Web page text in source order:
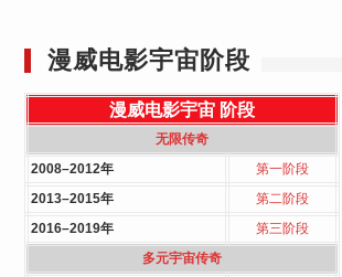
漫威电影宇宙阶段
漫威电影宇宙 阶段
无限传奇
2008–2012年
第一阶段
2013–2015年
第二阶段
2016–2019年
第三阶段
多元宇宙传奇